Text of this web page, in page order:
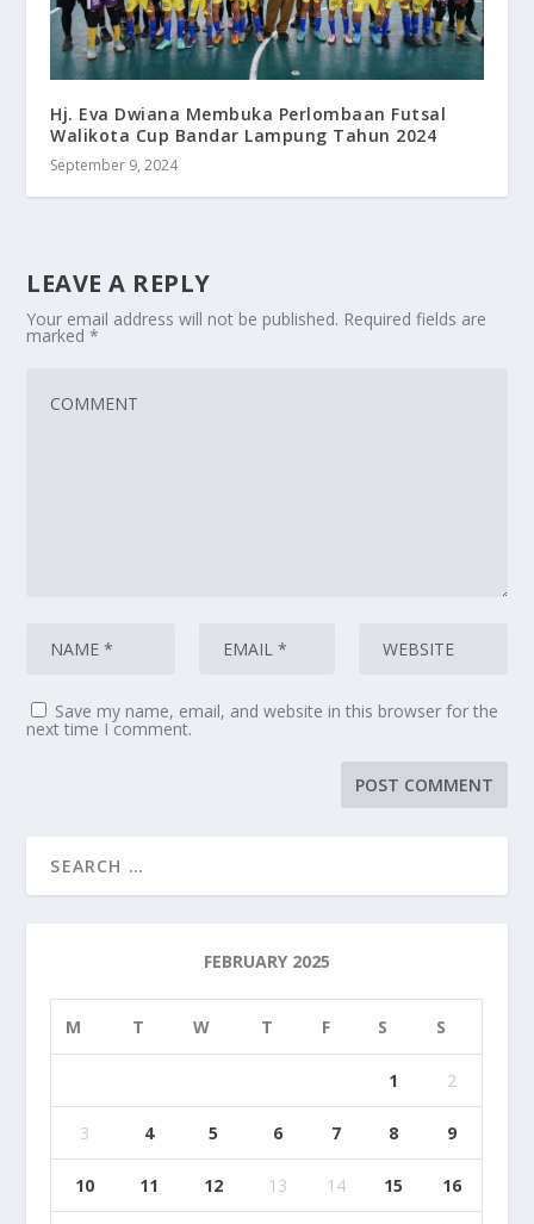
Hj. Eva Dwiana Membuka Perlombaan Futsal
Walikota Cup Bandar Lampung Tahun 2024
September 9, 2024
LEAVE A REPLY
Your email address will not be published. Required fields are
marked*
Save my name, email, and website in this browser for the
next time I comment.
FEBRUARY 2025
M T W T F S S
1 2
3 4 5 6 7 8 9
10 11 12 13 14 15 16